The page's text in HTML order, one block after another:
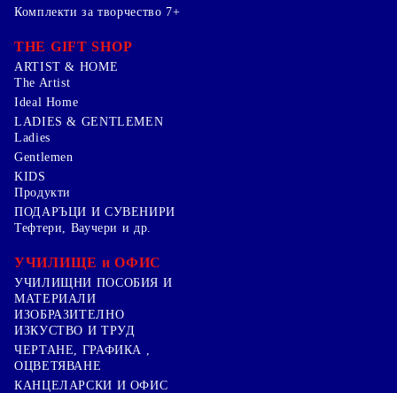
Комплекти за творчество 7+
THE GIFT SHOP
ARTIST & HOME
The Artist
Ideal Home
LADIES & GENTLEMEN
Ladies
Gentlemen
KIDS
Продукти
ПОДАРЪЦИ И СУВЕНИРИ
Тефтери, Ваучери и др.
УЧИЛИЩЕ и ОФИС
УЧИЛИЩНИ ПОСОБИЯ И
МАТЕРИАЛИ
ИЗОБРАЗИТЕЛНО
ИЗКУСТВО И ТРУД
ЧЕРТАНЕ, ГРАФИКА ,
ОЦВЕТЯВАНЕ
КАНЦЕЛАРСКИ И ОФИС